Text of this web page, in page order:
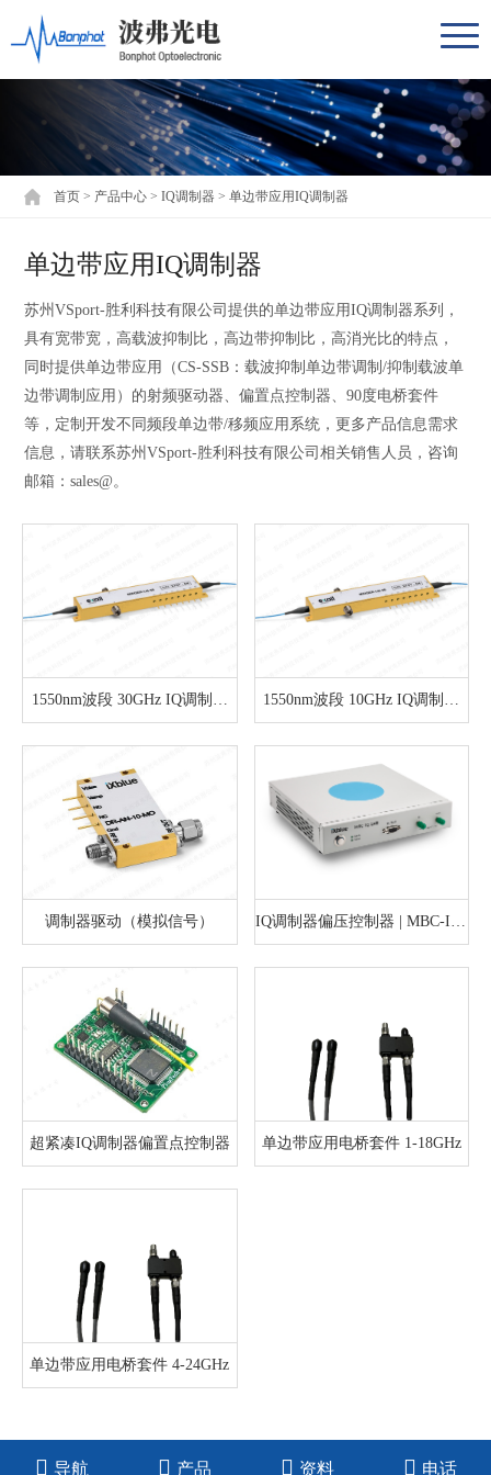
首页 > 产品中心 >IQ调制器 >单边带应用IQ调制器
单边带应用IQ调制器
苏州VSport-胜利科技有限公司提供的单边带应用IQ调制器系列，
具有宽带宽，高载波抑制比，高边带抑制比，高消光比的特点，
同时提供单边带应用（CS-SSB：载波抑制单边带调制/抑制载波单
边带调制应用）的射频驱动器、偏置点控制器、90度电桥套件
等，定制开发不同频段单边带/移频应用系统，更多产品信息需求
信息，请联系苏州VSport-胜利科技有限公司相关销售人员，咨询
邮箱：sales@。
1550nm波段 30GHz IQ调制器
（单边带应用）
1550nm波段 10GHz IQ调制器
（单边带应用）
调制器驱动（模拟信号） IQ调制器偏压控制器 | MBC-IQ-
LAB
超紧凑IQ调制器偏置点控制器 单边带应用电桥套件 1-18GHz
单边带应用电桥套件 4-24GHz
导航 产品 资料 电话